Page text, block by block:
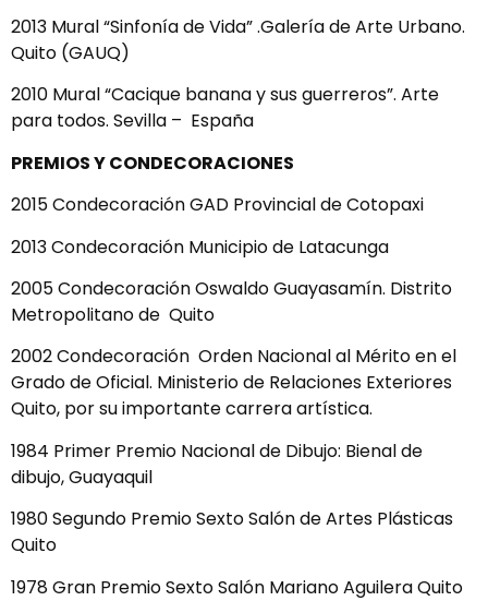
2013 Mural “Sinfonía de Vida” .Galería de Arte Urbano.
Quito (GAUQ)
2010 Mural “Cacique banana y sus guerreros”. Arte
para todos. Sevilla – España
PREMIOS Y CONDECORACIONES
2015 Condecoración GAD Provincial de Cotopaxi
2013 Condecoración Municipio de Latacunga
2005 Condecoración Oswaldo Guayasamín. Distrito
Metropolitano de Quito
2002 Condecoración Orden Nacional al Mérito en el
Grado de Oficial. Ministerio de Relaciones Exteriores
Quito, por su importante carrera artística.
1984 Primer Premio Nacional de Dibujo: Bienal de
dibujo, Guayaquil
1980 Segundo Premio Sexto Salón de Artes Plásticas
Quito
1978 Gran Premio Sexto Salón Mariano Aguilera Quito